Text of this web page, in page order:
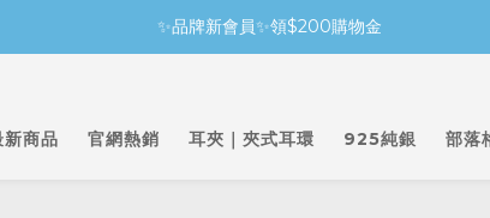
✨品牌新會員✨領$200購物金
新商品 官網熱銷 耳夾｜夾式耳環 925純銀 部落